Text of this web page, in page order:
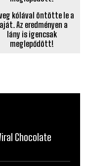
kólával öntötte le a
Az eredményen a
lány is igencsak
meglepődött!
Chocolate